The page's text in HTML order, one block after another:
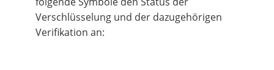
Verschlüsselung und der dazugehörigen
Verifikation an: